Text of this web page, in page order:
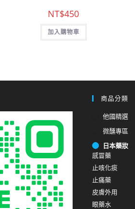
NT$450
加入購物車
商品分類
他國精選
微醺專區
日本藥妝
感冒藥
止咳化痰
止痛藥
皮膚外用
眼藥水